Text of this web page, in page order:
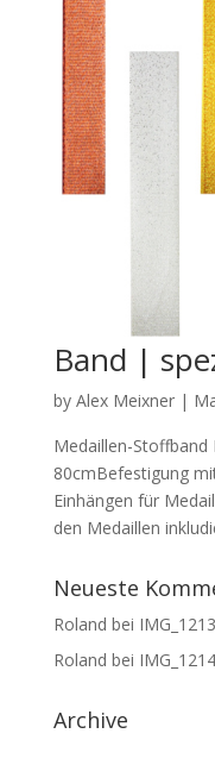
Band |
by Alex Meixner|
Medaillen-Stoffband
80cmBefestigung
Einhängen für
den Medaillen
Neueste
Roland bei
Roland bei
Archive